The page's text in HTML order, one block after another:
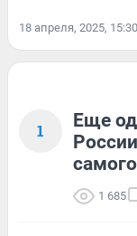
18 апреля, 2025, 15:30
1
Еще
1 685